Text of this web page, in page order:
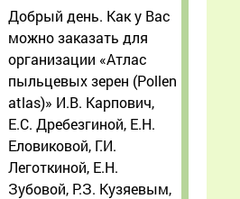
Добрый день. Как у Вас
можно заказать для
организации «Атлас
пыльцевых зерен (Pollen
atlas)» И.В. Карпович,
Е.С. Дребезгиной, Е.Н.
Еловиковой, Г.И.
Леготкиной, Е.Н.
Зубовой, Р.З. Кузяевым,